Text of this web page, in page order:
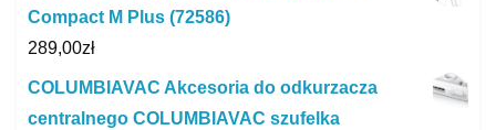
Compact M Plus (72586)
289,00zł
COLUMBIAVAC Akcesoria do odkurzacza
centralnego COLUMBIAVAC szufelka